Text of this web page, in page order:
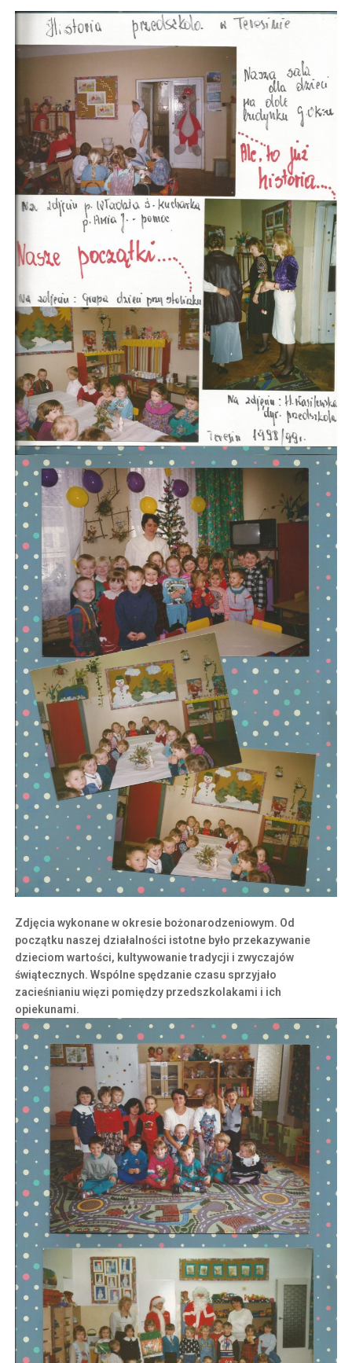
Zdjęcia wykonane w okresie bożonarodzeniowym. Od
początku naszej działalności istotne było przekazywanie
dzieciom wartości, kultywowanie tradycji i zwyczajów
świątecznych. Wspólne spędzanie czasu sprzyjało
zacieśnianiu więzi pomiędzy przedszkolakami i ich
opiekunami.